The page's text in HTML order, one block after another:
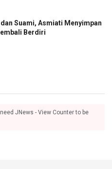
Suami, Asmiati Menyimpan
Berdiri
JNews - View Counter to be